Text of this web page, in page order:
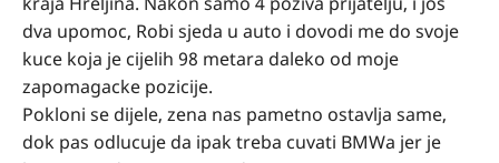
dva upomoc, Robi sjeda u auto i dovodi me do svoje
kuce koja je cijelih 98 metara daleko od moje
zapomagacke pozicije.
Pokloni se dijele, zena nas pametno ostavlja same,
dok pas odlucuje da ipak treba cuvati BMWa jer je